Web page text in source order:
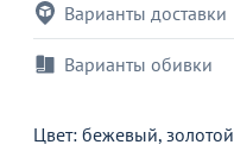
Варианты доставки
Варианты обивки
Цвет: бежевый, золотой